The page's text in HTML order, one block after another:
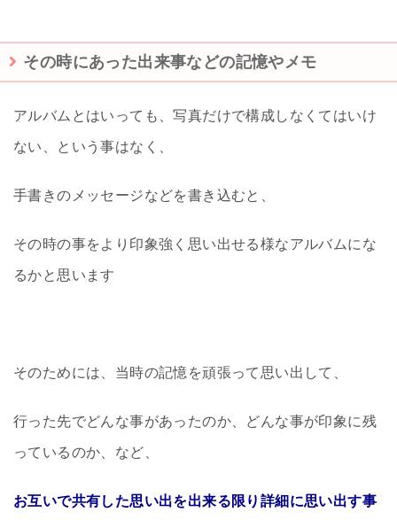
その時にあった出来事などの記憶やメモ
アルバムとはいっても、写真だけで構成しなくてはいけ
ない、という事はなく、
手書きのメッセージなどを書き込むと、
その時の事をより印象強く思い出せる様なアルバムにな
るかと思います
そのためには、当時の記憶を頑張って思い出して、
行った先でどんな事があったのか、どんな事が印象に残
っているのか、など、
お互いで共有した思い出を出来る限り詳細に思い出す事